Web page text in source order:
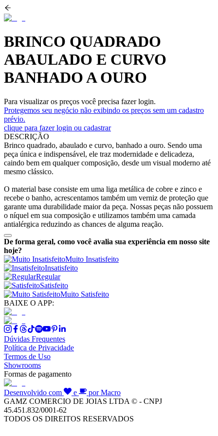
BRINCO QUADRADO
ABAULADO E CURVO
BANHADO A OURO
Para visualizar os preços você precisa fazer login.
Protegemos seu negócio não exibindo os preços sem um cadastro
prévio.
clique para fazer login ou cadastrar
DESCRIÇÃO
Brinco quadrado, abaulado e curvo, banhado a ouro. Sendo uma
peça única e indispensável, ele traz modernidade e delicadeza,
caindo bem em qualquer composição, desde um visual moderno até
mesmo clássico.
O material base consiste em uma liga metálica de cobre e zinco e
recebe o banho, acrescentamos também um verniz de proteção que
garante uma durabilidade maior da peça. Nossas peças não possuem
o níquel em sua composição e utilizamos também uma camada
antialérgica reduzindo as chances de alguma reação.
De forma geral, como você avalia sua experiência em nosso site
hoje?
Muito Insatisfeito
Insatisfeito
Regular
Satisfeito
Muito Satisfeito
BAIXE O APP:
Dúvidas Frequentes
Política de Privacidade
Termos de Uso
Showrooms
Formas de pagamento
Desenvolvido com e
por Macro
GAMZ COMERCIO DE JOIAS LTDA © - CNPJ
45.451.832/0001-62
TODOS OS DIREITOS RESERVADOS